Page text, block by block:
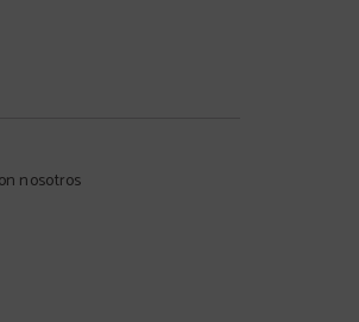
nosotros